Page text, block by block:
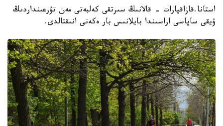
استانا.قازاقپارات - قالانىڭ سىرتقى كەلبەتى مەن تۇرعىنداردىڭ
ۇيقى ساپاسى اراسىندا بايلانىس بار ەكەنى انىقتالدى.